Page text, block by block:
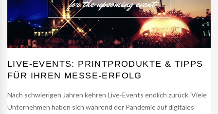
LIVE-EVENTS: PRINTPRODUKTE & TIPPS
FÜR IHREN MESSE-ERFOLG
Nach schwierigen Jahren kehren Live-Events endlich zurück. Viele
Unternehmen haben sich während der Pandemie auf digitales